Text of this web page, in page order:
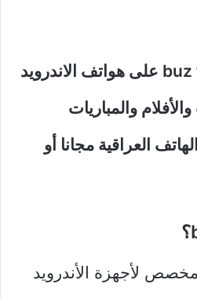
تحميل تطبيق buz tv Apk على هواتف الاندرويد
والمباريات
العراقية مجانا أو
لأجهزة الأندرويد